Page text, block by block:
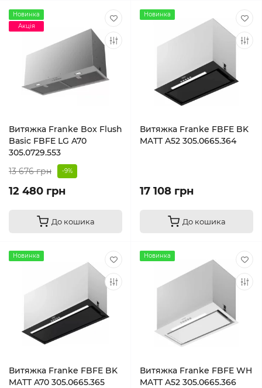
Новинка
Акція
Витяжка Franke Box Flush
Basic FBFE LG A70
305.0729.553
13 676 грн
-9%
12 480 грн
До кошика
Новинка
Витяжка Franke FBFE BK
MATT A52 305.0665.364
17 108 грн
До кошика
Новинка
Витяжка Franke FBFE BK
MATT A70 305.0665.365
Новинка
Витяжка Franke FBFE WH
MATT A52 305.0665.366